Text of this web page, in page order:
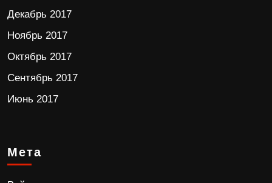
Декабрь 2017
Ноябрь 2017
Октябрь 2017
Сентябрь 2017
Июнь 2017
Мета